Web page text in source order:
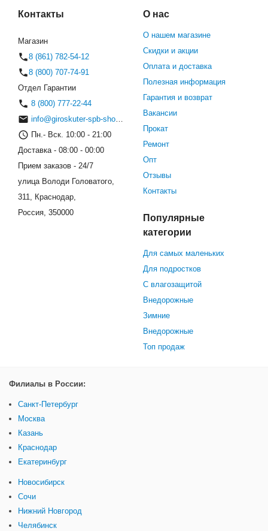
Контакты
Магазин
8 (861) 782-54-12
8 (800) 707-74-91
Отдел Гарантии
8 (800) 777-22-44
info@giroskuter-spb-shop.ru
Пн.- Вск. 10:00 - 21:00
Доставка - 08:00 - 00:00
Прием заказов - 24/7
улица Володи Головатого,
311, Краснодар,
Россия, 350000
О нас
О нашем магазине
Скидки и акции
Оплата и доставка
Полезная информация
Гарантия и возврат
Вакансии
Прокат
Ремонт
Опт
Отзывы
Контакты
Популярные
категории
Для самых маленьких
Для подростков
С влагозащитой
Внедорожные
Зимние
Внедорожные
Топ продаж
Филиалы в России:
Санкт-Петербург
Москва
Казань
Краснодар
Екатеринбург
Новосибирск
Сочи
Нижний Новгород
Челябинск